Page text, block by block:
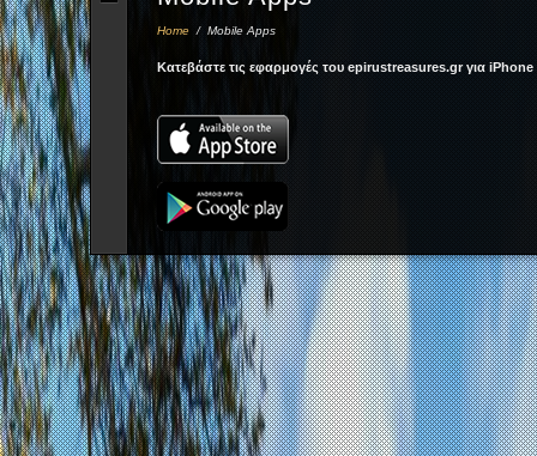
Home / Mobile Apps
Κατεβάστε τις εφαρμογές του epirustreasures.gr για